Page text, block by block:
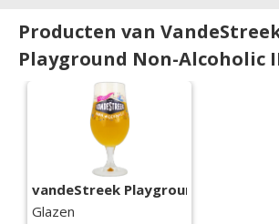
Producten van
Playground Non-Alcoholic
vandeStreek Playground bierglas
Glazen